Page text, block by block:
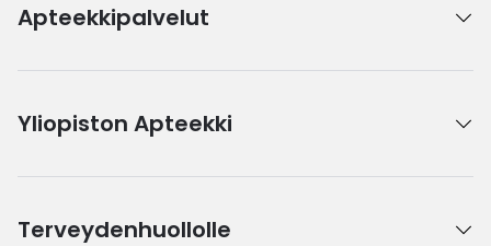
Apteekkipalvelut
Yliopiston Apteekki
Terveydenhuollolle